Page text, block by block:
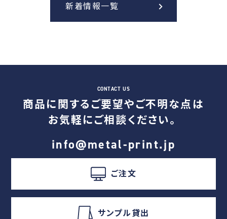
新着情報一覧
商品に関するご要望やご不明な点は
お気軽にご相談ください。
info@metal-print.jp
ご注文
サンプル貸出